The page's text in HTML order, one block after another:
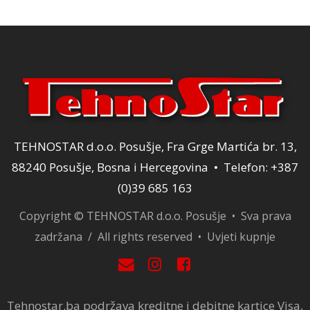
TEHNOSTAR d.o.o. Posušje, Fra Grge Martića br. 13,
88240 Posušje, Bosna i Hercegovina • Telefon: +387
(0)39 685 163
Copyright © TEHNOSTAR d.o.o. Posušje • Sva prava
zadržana / All rights reserved • Uvjeti kupnje
Tehnostar.ba podržava kreditne i debitne kartice Visa,